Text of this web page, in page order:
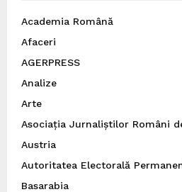
Academia Română
Afaceri
AGERPRESS
Analize
Arte
Asociația Jurnaliștilor Români
Austria
Autoritatea Electorală
Basarabia